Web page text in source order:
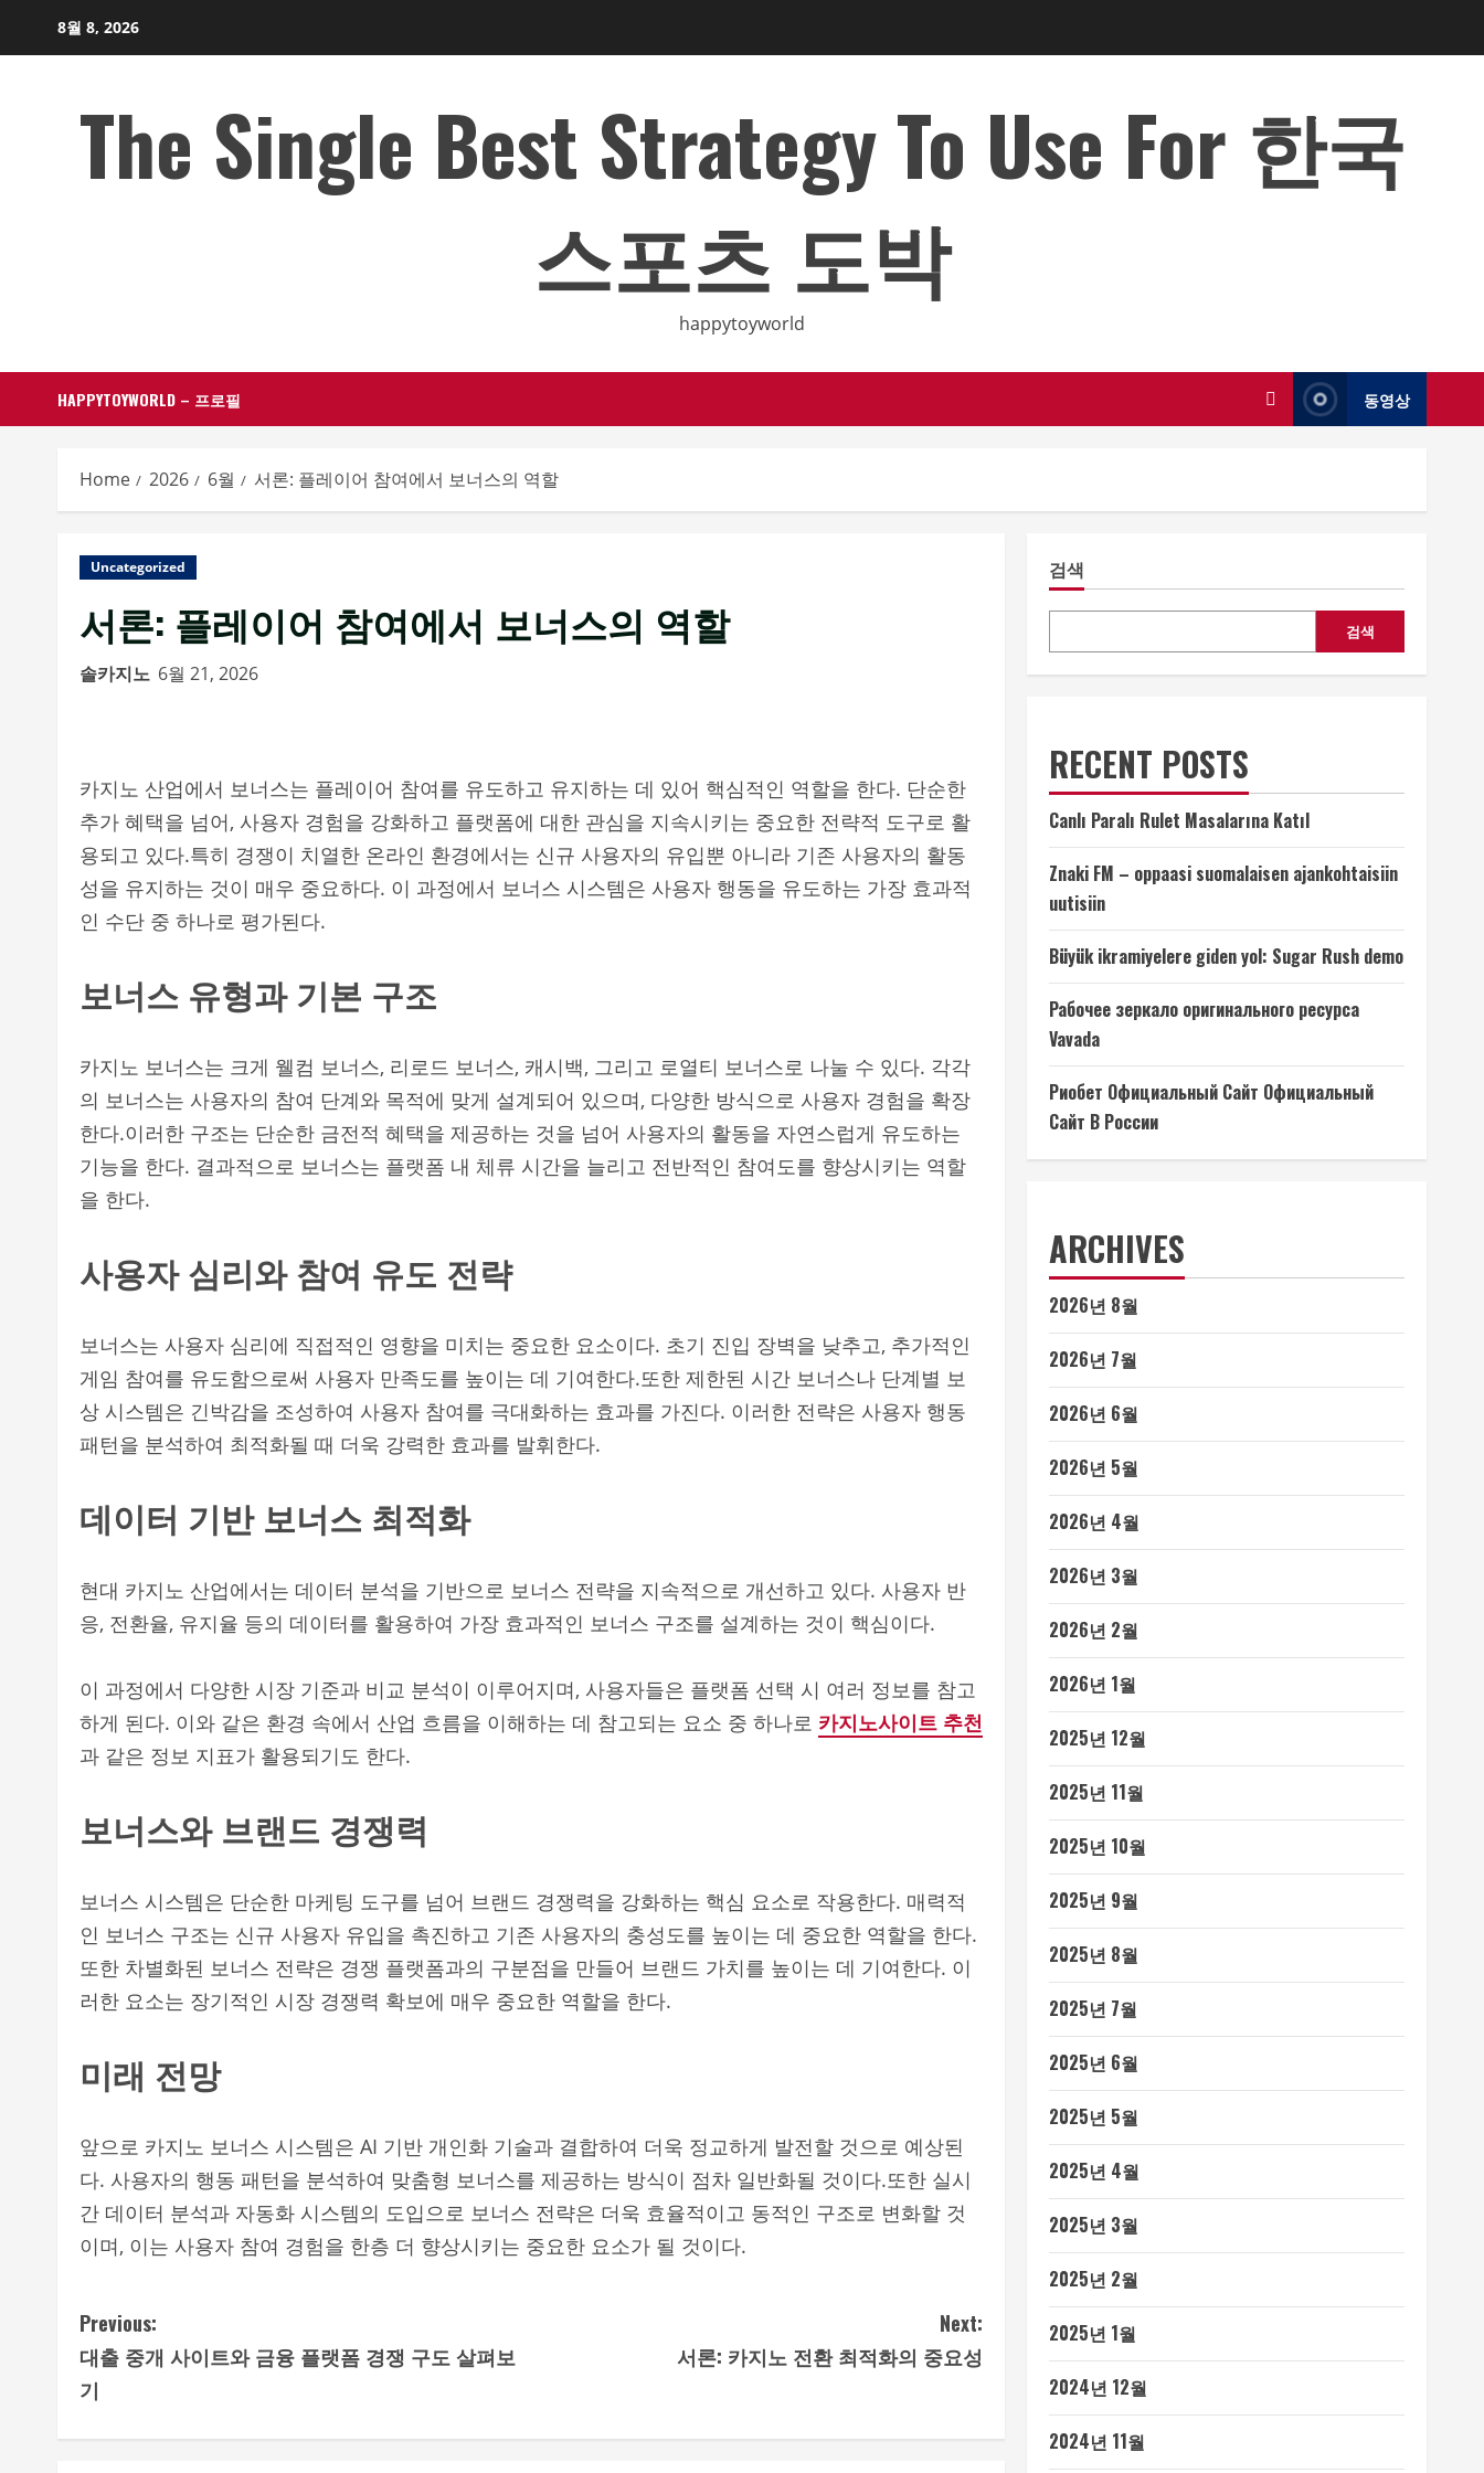
8월 8, 2026
The Single Best Strategy To Use For 한국
스포츠 도박
happytoyworld
HAPPYTOYWORLD – 프로필 동영상
Home 2026 6월 서론: 플레이어 참여에서 보너스의 역할
Uncategorized
서론: 플레이어 참여에서 보너스의 역할
솔카지노 6월 21, 2026
카지노 산업에서 보너스는 플레이어 참여를 유도하고 유지하는 데 있어 핵심적인 역할을 한다. 단순한
추가 혜택을 넘어, 사용자 경험을 강화하고 플랫폼에 대한 관심을 지속시키는 중요한 전략적 도구로 활
용되고 있다.특히 경쟁이 치열한 온라인 환경에서는 신규 사용자의 유입뿐 아니라 기존 사용자의 활동
성을 유지하는 것이 매우 중요하다. 이 과정에서 보너스 시스템은 사용자 행동을 유도하는 가장 효과적
인 수단 중 하나로 평가된다.
보너스 유형과 기본 구조
카지노 보너스는 크게 웰컴 보너스, 리로드 보너스, 캐시백, 그리고 로열티 보너스로 나눌 수 있다. 각각
의 보너스는 사용자의 참여 단계와 목적에 맞게 설계되어 있으며, 다양한 방식으로 사용자 경험을 확장
한다.이러한 구조는 단순한 금전적 혜택을 제공하는 것을 넘어 사용자의 활동을 자연스럽게 유도하는
기능을 한다. 결과적으로 보너스는 플랫폼 내 체류 시간을 늘리고 전반적인 참여도를 향상시키는 역할
을 한다.
사용자 심리와 참여 유도 전략
보너스는 사용자 심리에 직접적인 영향을 미치는 중요한 요소이다. 초기 진입 장벽을 낮추고, 추가적인
게임 참여를 유도함으로써 사용자 만족도를 높이는 데 기여한다.또한 제한된 시간 보너스나 단계별 보
상 시스템은 긴박감을 조성하여 사용자 참여를 극대화하는 효과를 가진다. 이러한 전략은 사용자 행동
패턴을 분석하여 최적화될 때 더욱 강력한 효과를 발휘한다.
데이터 기반 보너스 최적화
현대 카지노 산업에서는 데이터 분석을 기반으로 보너스 전략을 지속적으로 개선하고 있다. 사용자 반
응, 전환율, 유지율 등의 데이터를 활용하여 가장 효과적인 보너스 구조를 설계하는 것이 핵심이다.
이 과정에서 다양한 시장 기준과 비교 분석이 이루어지며, 사용자들은 플랫폼 선택 시 여러 정보를 참고
하게 된다. 이와 같은 환경 속에서 산업 흐름을 이해하는 데 참고되는 요소 중 하나로 카지노사이트 추천
과 같은 정보 지표가 활용되기도 한다.
보너스와 브랜드 경쟁력
보너스 시스템은 단순한 마케팅 도구를 넘어 브랜드 경쟁력을 강화하는 핵심 요소로 작용한다. 매력적
인 보너스 구조는 신규 사용자 유입을 촉진하고 기존 사용자의 충성도를 높이는 데 중요한 역할을 한다.
또한 차별화된 보너스 전략은 경쟁 플랫폼과의 구분점을 만들어 브랜드 가치를 높이는 데 기여한다. 이
러한 요소는 장기적인 시장 경쟁력 확보에 매우 중요한 역할을 한다.
미래 전망
앞으로 카지노 보너스 시스템은 AI 기반 개인화 기술과 결합하여 더욱 정교하게 발전할 것으로 예상된
다. 사용자의 행동 패턴을 분석하여 맞춤형 보너스를 제공하는 방식이 점차 일반화될 것이다.또한 실시
간 데이터 분석과 자동화 시스템의 도입으로 보너스 전략은 더욱 효율적이고 동적인 구조로 변화할 것
이며, 이는 사용자 참여 경험을 한층 더 향상시키는 중요한 요소가 될 것이다.
C
o
Previous:
대출 중개 사이트와 금융 플랫폼 경쟁 구도 살펴보
기
Next:
서론: 카지노 전환 최적화의 중요성
검색
검색
RECENT POSTS
Canlı Paralı Rulet Masalarına Katıl
Znaki FM – oppaasi suomalaisen ajankohtaisiin
uutisiin
Büyük ikramiyelere giden yol: Sugar Rush demo
Рабочее зеркало оригинального ресурса
Vavada
Риобет Официальный Сайт Официальный
Сайт В России
ARCHIVES
2026년 8월
2026년 7월
2026년 6월
2026년 5월
2026년 4월
2026년 3월
2026년 2월
2026년 1월
2025년 12월
2025년 11월
2025년 10월
2025년 9월
2025년 8월
2025년 7월
2025년 6월
2025년 5월
2025년 4월
2025년 3월
2025년 2월
2025년 1월
2024년 12월
2024년 11월